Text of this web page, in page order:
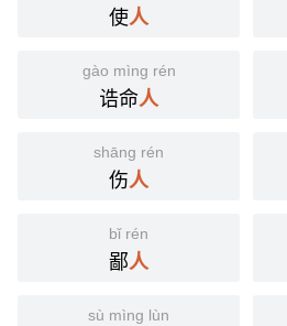
使人
gào mìng rén
诰命人
shāng rén
伤人
bǐ rén
鄙人
sù mìng lùn